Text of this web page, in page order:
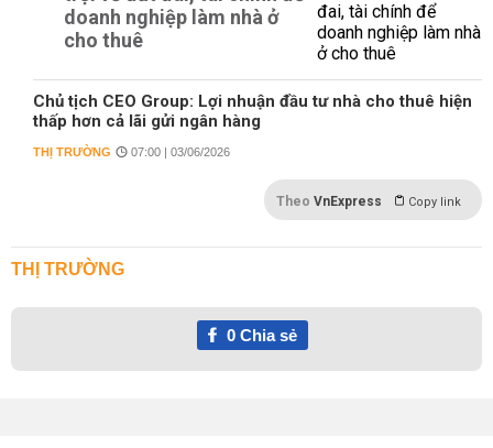
doanh nghiệp làm nhà ở
cho thuê
Chủ tịch CEO Group: Lợi nhuận đầu tư nhà cho thuê hiện
thấp hơn cả lãi gửi ngân hàng
THỊ TRƯỜNG 07:00 | 03/06/2026
Theo VnExpress Copy link
THỊ TRƯỜNG
0Chia sẻ